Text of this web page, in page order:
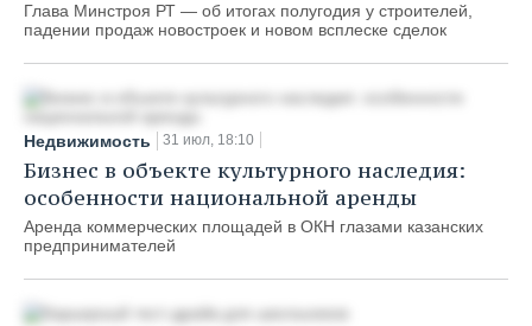
Глава Минстроя РТ — об итогах полугодия у строителей,
падении продаж новостроек и новом всплеске сделок
Недвижимость 31 июл, 18:10
Бизнес в объекте культурного наследия:
особенности национальной аренды
Аренда коммерческих площадей в ОКН глазами казанских
предпринимателей